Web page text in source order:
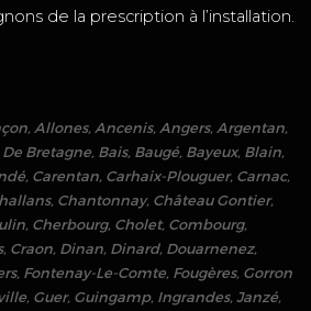
de la prescription à l’installation.
, Allones, Ancenis, Angers, Argentan,
Bretagne, Bais, Baugé, Bayeux, Blain,
, Carentan, Carhaix-Plouguer, Carnac,
, Chantonnay, Château Gontier,
, Cherbourg, Cholet, Combourg,
, Craon, Dinan, Dinard, Douarnenez,
, Fontenay-Le-Comte, Fougères, Gorron
, Guer, Guingamp, Ingrandes, Janzé,